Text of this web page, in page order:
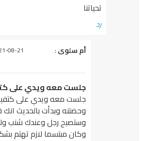
تحياتنا
رد
يقول
أم سلوى:
جلست معه ويدي على
جلست معه ويدي على
وحضتنه وبدأت بالحديث
وستصبح رجل وعندك شنب
وكان مبتسما لازم تهتم